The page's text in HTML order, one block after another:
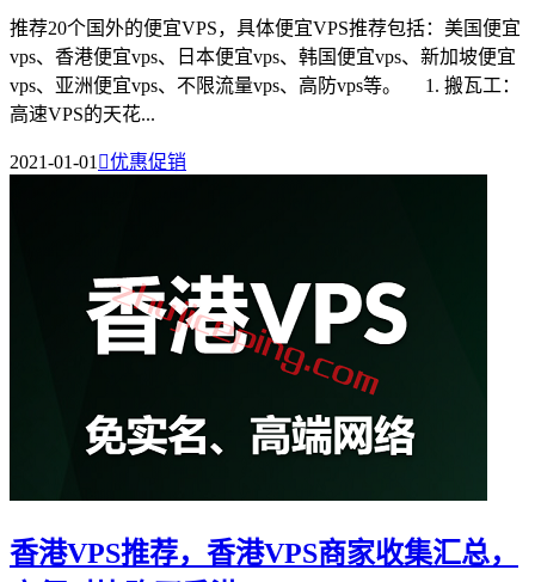
推荐20个国外的便宜VPS，具体便宜VPS推荐包括：美国便宜
vps、香港便宜vps、日本便宜vps、韩国便宜vps、新加坡便宜
vps、亚洲便宜vps、不限流量vps、高防vps等。 1. 搬瓦工：
高速VPS的天花...
2021-01-01 优惠促销
香港VPS推荐，香港VPS商家收集汇总，